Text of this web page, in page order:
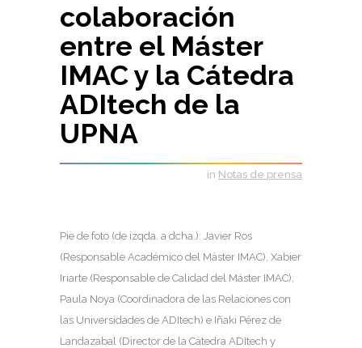
colaboración
entre el Máster
IMAC y la Cátedra
ADItech de la
UPNA
in Notas de prensa
Pie de foto (de izqda. a dcha.): Javier Ros
(Responsable Académico del Máster IMAC), Xabier
Iriarte (Responsable de Calidad del Máster IMAC),
Paula Noya (Coordinadora de las Relaciones con
las Universidades de ADItech) e Iñaki Pérez de
Landazabal (Director de la Cátedra ADItech y